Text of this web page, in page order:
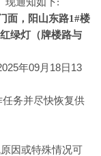
面，阳山东路1#楼
绿灯（牌楼路与
年09月18日13
务并尽快恢复供
因或特殊情况可